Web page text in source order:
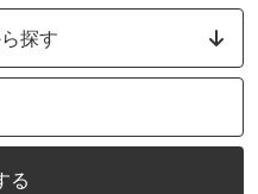
探す
る